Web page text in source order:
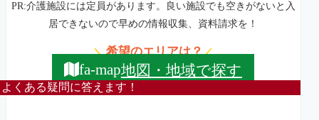
PR:介護施設には定員があります。良い施設でも空きがないと入
居できないので早めの情報収集、資料請求を！
＼希望のエリアは？／
fa-map地図・地域で探す
よくある疑問に答えます！